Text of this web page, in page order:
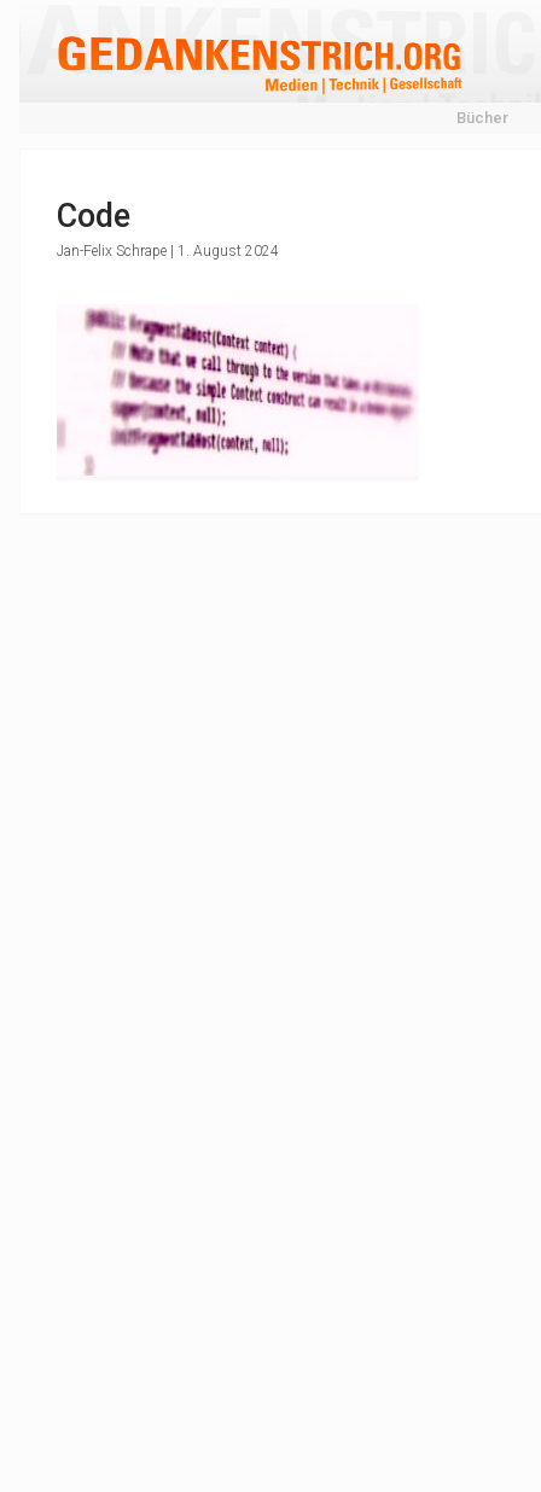
Bücher
Code
Jan-Felix Schrape | 1. August 2024